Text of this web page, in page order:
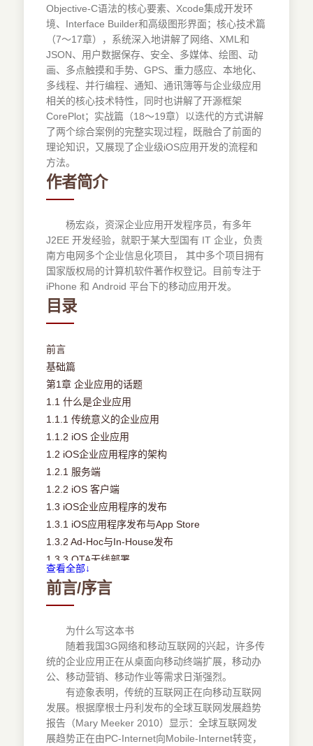
Objective-C语法的核心要素、Xcode集成开发环
境、Interface Builder和高级图形界面；核心技术篇
（7～17章），系统深入地讲解了网络、XML和
JSON、用户数据保存、安全、多媒体、绘图、动
画、多点触摸和手势、GPS、重力感应、本地化、
多线程、并行编程、通知、通讯簿等与企业级应用
相关的核心技术特性，同时也讲解了开源框架
CorePlot；实战篇（18～19章）以迭代的方式讲解
了两个综合案例的完整实现过程，既融合了前面的
理论知识，又展现了企业级iOS应用开发的流程和
方法。
作者简介
杨宏焱，资深企业应用开发程序员，有多年
J2EE 开发经验，就职于某大型国有 IT 企业，负责
南方电网多个企业信息化项目， 其中多个项目拥有
国家版权局的计算机软件著作权登记。目前专注于
iPhone 和 Android 平台下的移动应用开发。
目录
前言
基础篇
第1章 企业应用的话题
1.1 什么是企业应用
1.1.1 传统意义的企业应用
1.1.2 iOS 企业应用
1.2 iOS企业应用程序的架构
1.2.1 服务端
1.2.2 iOS 客户端
1.3 iOS企业应用程序的发布
1.3.1 iOS应用程序发布与App Store
1.3.2 Ad-Hoc与In-House发布
1.3.3 OTA无线部署
第2章 iOS开发框架简介
2.1 苹果iOS 简介
2.3 Cocoa Touch 框架简介
2.4 搭建iOS开发环境
2.4.1 安装Mac OS X操作系统
2.4.2 下载安装SDK
2.5 写一个iPhone程序
2.6 在模拟器上运行应用程序
2.7 在 iPhone 上运行应用程序
查看全部↓
前言/序言
为什么写这本书
随着我国3G网络和移动互联网的兴起，许多传
统的企业应用正在从桌面向移动终端扩展，移动办
公、移动营销、移动作业等需求日渐强烈。
有迹象表明，传统的互联网正在向移动互联网
发展。根据摩根士丹利发布的全球互联网发展趋势
报告（Mary Meeker 2010）显示：全球互联网发
展趋势正在由PC-Internet向Mobile-Internet转变，